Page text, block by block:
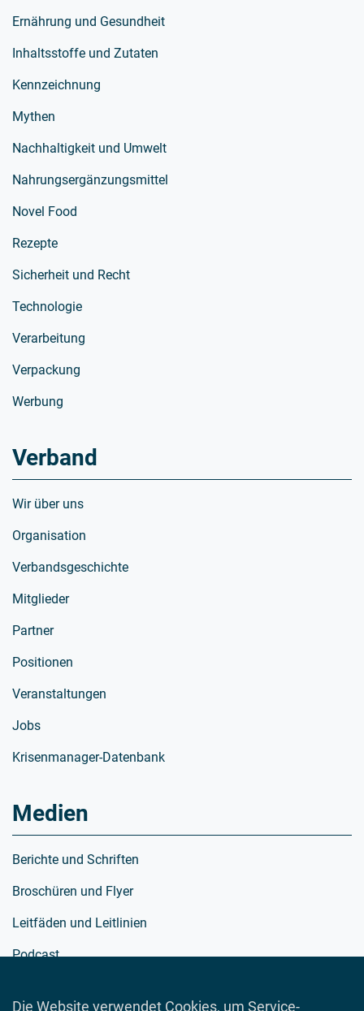
Die Website verwendet Cookies, um Service-
Ernährung und Gesundheit
Inhaltsstoffe und Zutaten
Kennzeichnung
Mythen
Nachhaltigkeit und Umwelt
Nahrungsergänzungsmittel
Novel Food
Rezepte
Sicherheit und Recht
Technologie
Verarbeitung
Verpackung
Werbung
Verband
Wir über uns
Organisation
Verbandsgeschichte
Mitglieder
Partner
Positionen
Veranstaltungen
Jobs
Krisenmanager-Datenbank
Medien
Berichte und Schriften
Broschüren und Flyer
Leitfäden und Leitlinien
Podcast